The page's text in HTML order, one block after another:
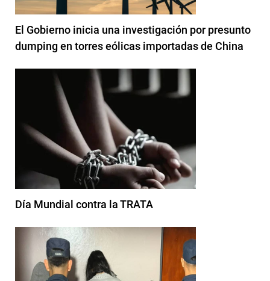
El Gobierno inicia una investigación por presunto
dumping en torres eólicas importadas de China
Día Mundial contra la TRATA